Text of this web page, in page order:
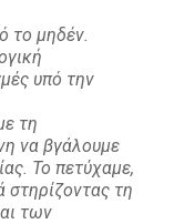
το μηδέν.
υπό την
τη
να βγάλουμε
Το πετύχαμε,
στηρίζοντας τη
των